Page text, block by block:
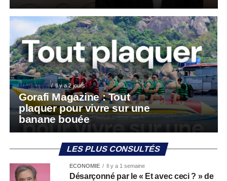
MAGAZINE Il y a 2 jours
Gorafi Magazine : Tout
plaquer pour vivre sur une
banane bouée
LES PLUS CONSULTÉS
ECONOMIE Il y a 1 semaine
Désarçonné par le « Et avec ceci ? » de